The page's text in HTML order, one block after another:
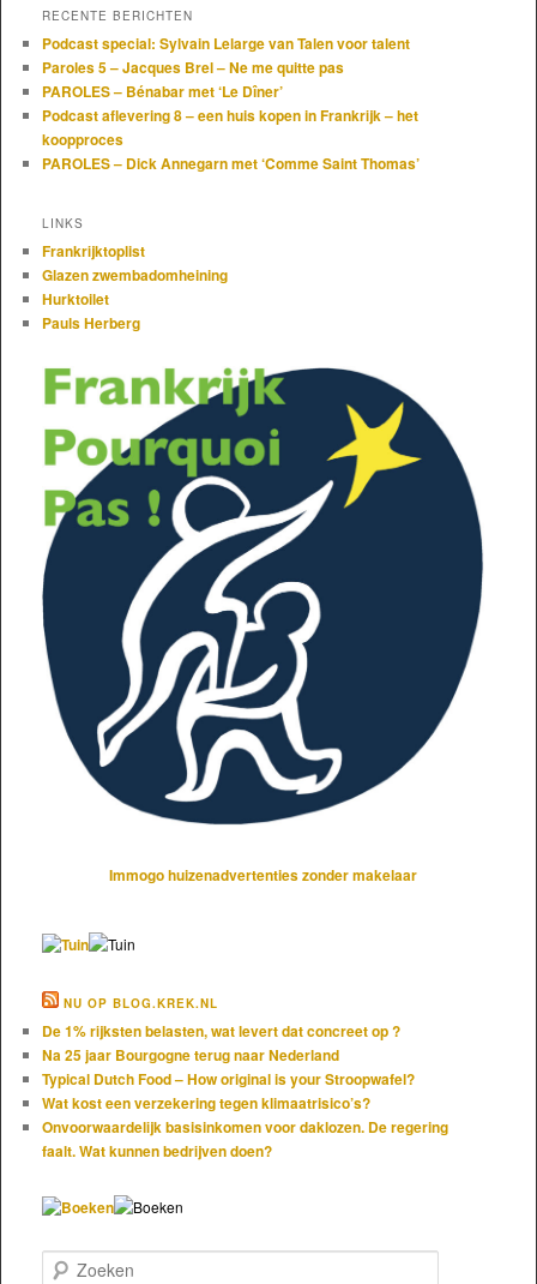
RECENTE BERICHTEN
Podcast special: Sylvain Lelarge van Talen voor talent
Paroles 5 – Jacques Brel – Ne me quitte pas
PAROLES – Bénabar met ‘Le Dîner’
Podcast aflevering 8 – een huis kopen in Frankrijk – het
koopproces
PAROLES – Dick Annegarn met ‘Comme Saint Thomas’
LINKS
Frankrijktoplist
Glazen zwembadomheining
Hurktoilet
Pauls Herberg
Immogo huizenadvertenties zonder makelaar
NU OP BLOG.KREK.NL
De 1% rijksten belasten, wat levert dat concreet op ?
Na 25 jaar Bourgogne terug naar Nederland
Typical Dutch Food – How original is your Stroopwafel?
Wat kost een verzekering tegen klimaatrisico’s?
Onvoorwaardelijk basisinkomen voor daklozen. De regering
faalt. Wat kunnen bedrijven doen?
Zoeken